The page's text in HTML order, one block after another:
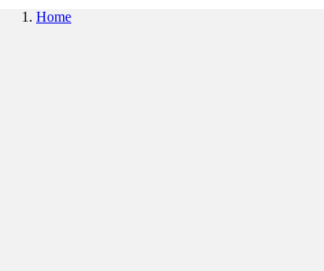
Home